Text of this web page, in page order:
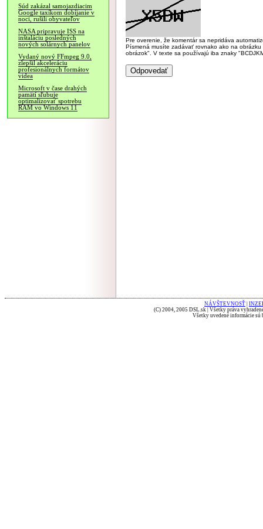
Súd zakázal samojazdiacim
Google taxíkom dobíjanie v
noci, rušili obyvateľov
NASA pripravuje ISS na
inštaláciu posledných
nových solárnych panelov
Vydaný nový FFmpeg 9.0,
zlepšil akceleráciu
profesionálnych formátov
videa
Microsoft v čase drahých
pamätí sľubuje
optimalizovať spotrebu
RAM vo Windows 11
Pre overenie, že komentár sa nepridáva
Písmená musíte zadávať rovnako ako na
obrázok". V texte sa používajú iba znaky
NÁVŠTEVNOSŤ
(C) 2004, 2005 DSL.sk | Všetky práva
Všetky uvedené informácie sú